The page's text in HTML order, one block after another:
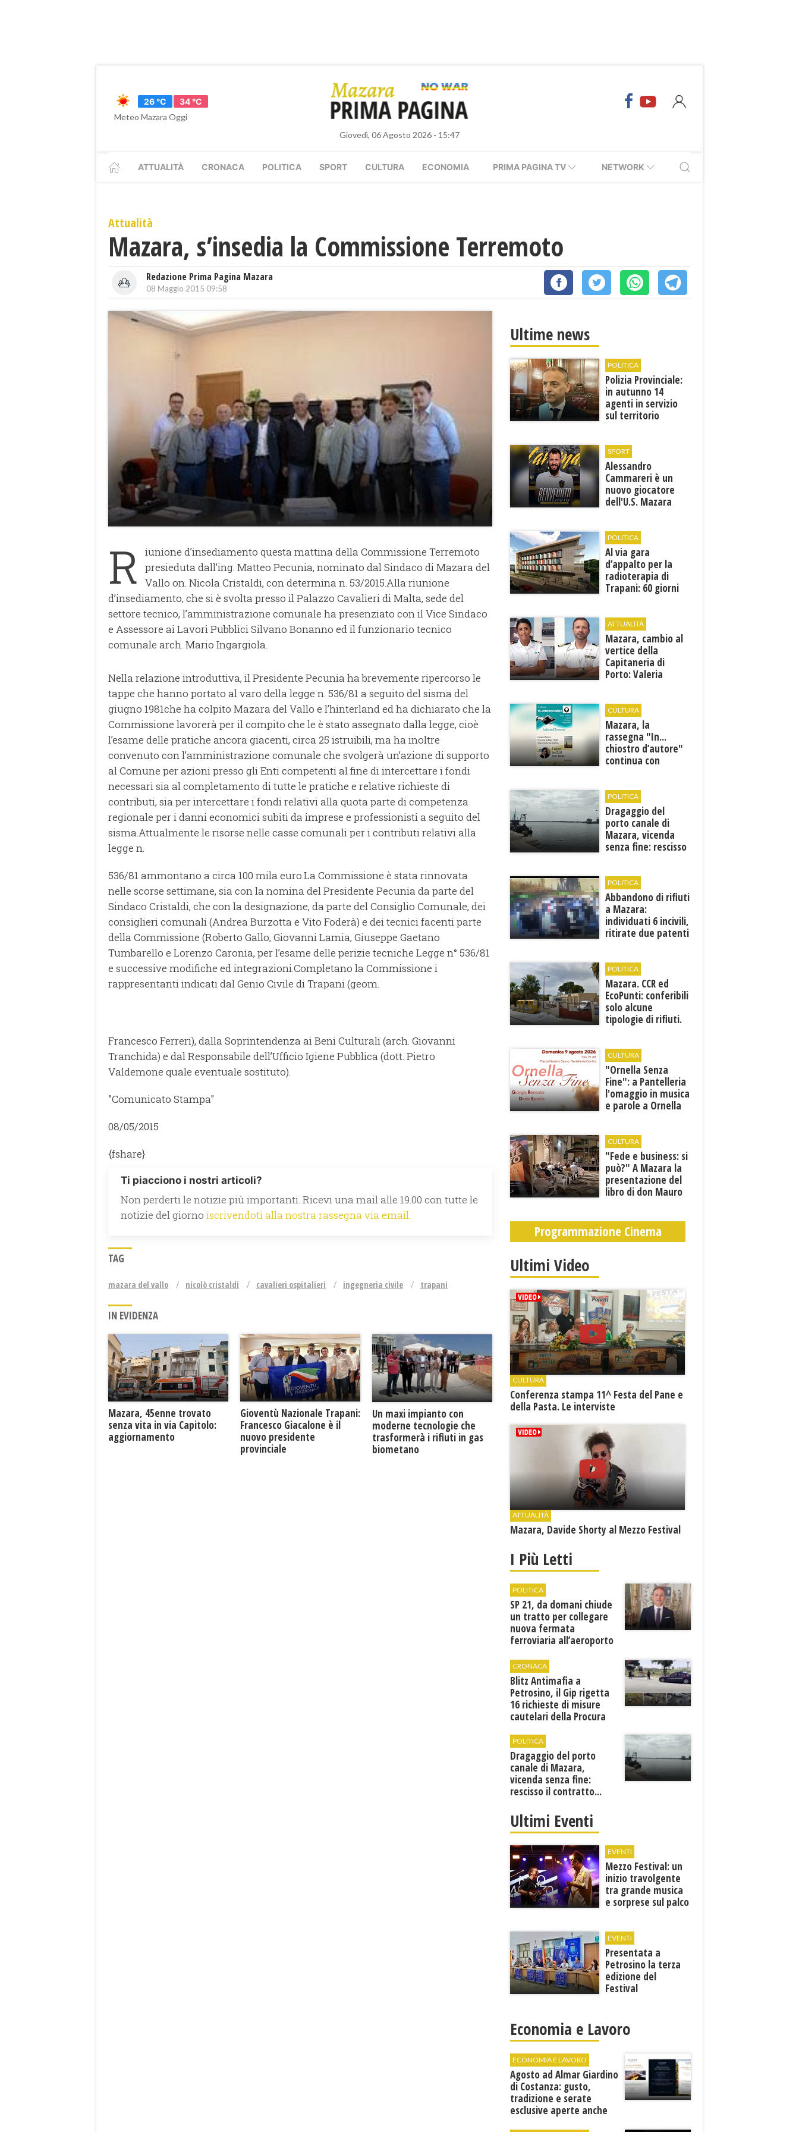
26 °C
34 °C
Meteo Mazara Oggi
Giovedì, 06 Agosto 2026 - 15:47
ATTUALITÀ CRONACA POLITICA SPORT CULTURA ECONOMIA PRIMA PAGINA TV NETWORK
Attualità
Mazara, s’insedia la Commissione Terremoto
Redazione Prima Pagina Mazara
08 Maggio 2015 09:58
R
iunione d’insediamento questa mattina della Commissione Terremoto
presieduta dall’ing. Matteo Pecunia, nominato dal Sindaco di Mazara del
Vallo on. Nicola Cristaldi, con determina n. 53/2015.Alla riunione
d’insediamento, che si è svolta presso il Palazzo Cavalieri di Malta, sede del
settore tecnico, l’amministrazione comunale ha presenziato con il Vice Sindaco
e Assessore ai Lavori Pubblici Silvano Bonanno ed il funzionario tecnico
comunale arch. Mario Ingargiola.
Nella relazione introduttiva, il Presidente Pecunia ha brevemente ripercorso le
tappe che hanno portato al varo della legge n. 536/81 a seguito del sisma del
giugno 1981che ha colpito Mazara del Vallo e l’hinterland ed ha dichiarato che la
Commissione lavorerà per il compito che le è stato assegnato dalla legge, cioè
l’esame delle pratiche ancora giacenti, circa 25 istruibili, ma ha inoltre
convenuto con l’amministrazione comunale che svolgerà un’azione di supporto
al Comune per azioni presso gli Enti competenti al fine di intercettare i fondi
necessari sia al completamento di tutte le pratiche e relative richieste di
contributi, sia per intercettare i fondi relativi alla quota parte di competenza
regionale per i danni economici subiti da imprese e professionisti a seguito del
sisma.Attualmente le risorse nelle casse comunali per i contributi relativi alla
legge n.
536/81 ammontano a circa 100 mila euro.La Commissione è stata rinnovata
nelle scorse settimane, sia con la nomina del Presidente Pecunia da parte del
Sindaco Cristaldi, che con la designazione, da parte del Consiglio Comunale, dei
consiglieri comunali (Andrea Burzotta e Vito Foderà) e dei tecnici facenti parte
della Commissione (Roberto Gallo, Giovanni Lamia, Giuseppe Gaetano
Tumbarello e Lorenzo Caronia, per l’esame delle perizie tecniche Legge n° 536/81
e successive modifiche ed integrazioni.Completano la Commissione i
rappresentanti indicati dal Genio Civile di Trapani (geom.
Francesco Ferreri), dalla Soprintendenza ai Beni Culturali (arch. Giovanni
Tranchida) e dal Responsabile dell’Ufficio Igiene Pubblica (dott. Pietro
Valdemone quale eventuale sostituto).
"Comunicato Stampa"
08/05/2015
{fshare}
Ti piacciono i nostri articoli?
Non perderti le notizie più importanti. Ricevi una mail alle 19.00 con tutte le
notizie del giorno iscrivendoti alla nostra rassegna via email.
TAG
mazara del vallo nicolò cristaldi cavalieri ospitalieri ingegneria civile trapani
IN EVIDENZA
Mazara, 45enne trovato
senza vita in via Capitolo:
aggiornamento
Gioventù Nazionale Trapani:
Francesco Giacalone è il
nuovo presidente
provinciale
Un maxi impianto con
moderne tecnologie che
trasformerà i rifiuti in gas
biometano
Ultime news
POLITICA
Polizia Provinciale:
in autunno 14
agenti in servizio
sul territorio
SPORT
Alessandro
Cammareri è un
nuovo giocatore
dell'U.S. Mazara
POLITICA
Al via gara
d’appalto per la
radioterapia di
Trapani: 60 giorni
ATTUALITÀ
Mazara, cambio al
vertice della
Capitaneria di
Porto: Valeria
CULTURA
Mazara, la
rassegna "In...
chiostro d’autore"
continua con
POLITICA
Dragaggio del
porto canale di
Mazara, vicenda
senza fine: rescisso
POLITICA
Abbandono di rifiuti
a Mazara:
individuati 6 incivili,
ritirate due patenti
POLITICA
Mazara. CCR ed
EcoPunti: conferibili
solo alcune
tipologie di rifiuti.
CULTURA
​"Ornella Senza
Fine": a Pantelleria
l'omaggio in musica
e parole a Ornella
CULTURA
"Fede e business: si
può?" A Mazara la
presentazione del
libro di don Mauro
Programmazione Cinema
Ultimi Video
CULTURA
Conferenza stampa 11^ Festa del Pane e
della Pasta. Le interviste
ATTUALITÀ
Mazara, Davide Shorty al Mezzo Festival
I Più Letti
POLITICA
SP 21, da domani chiude
un tratto per collegare
nuova fermata
ferroviaria all’aeroporto
CRONACA
Blitz Antimafia a
Petrosino, il Gip rigetta
16 richieste di misure
cautelari della Procura
POLITICA
Dragaggio del porto
canale di Mazara,
vicenda senza fine:
rescisso il contratto...
Ultimi Eventi
EVENTI
Mezzo Festival: un
inizio travolgente
tra grande musica
e sorprese sul palco
EVENTI
Presentata a
Petrosino la terza
edizione del
Festival
"Voci dal
Mediterraneo"
Economia e Lavoro
ECONOMIA E LAVORO
Agosto ad Almar Giardino
di Costanza: gusto,
tradizione e serate
esclusive aperte anche